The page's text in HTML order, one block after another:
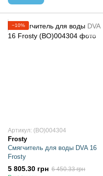
−10%
Артикул: (BO)004304
Frosty
Смягчитель для воды DVA 16
Frosty
5 805.30 грн 6 450.33 грн